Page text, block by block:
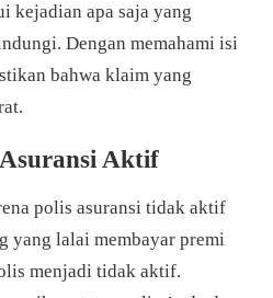
kejadian apa saja yang
Dengan memahami isi
bahwa klaim yang
Aktif
polis asuransi tidak aktif
yang lalai membayar premi
menjadi tidak aktif.